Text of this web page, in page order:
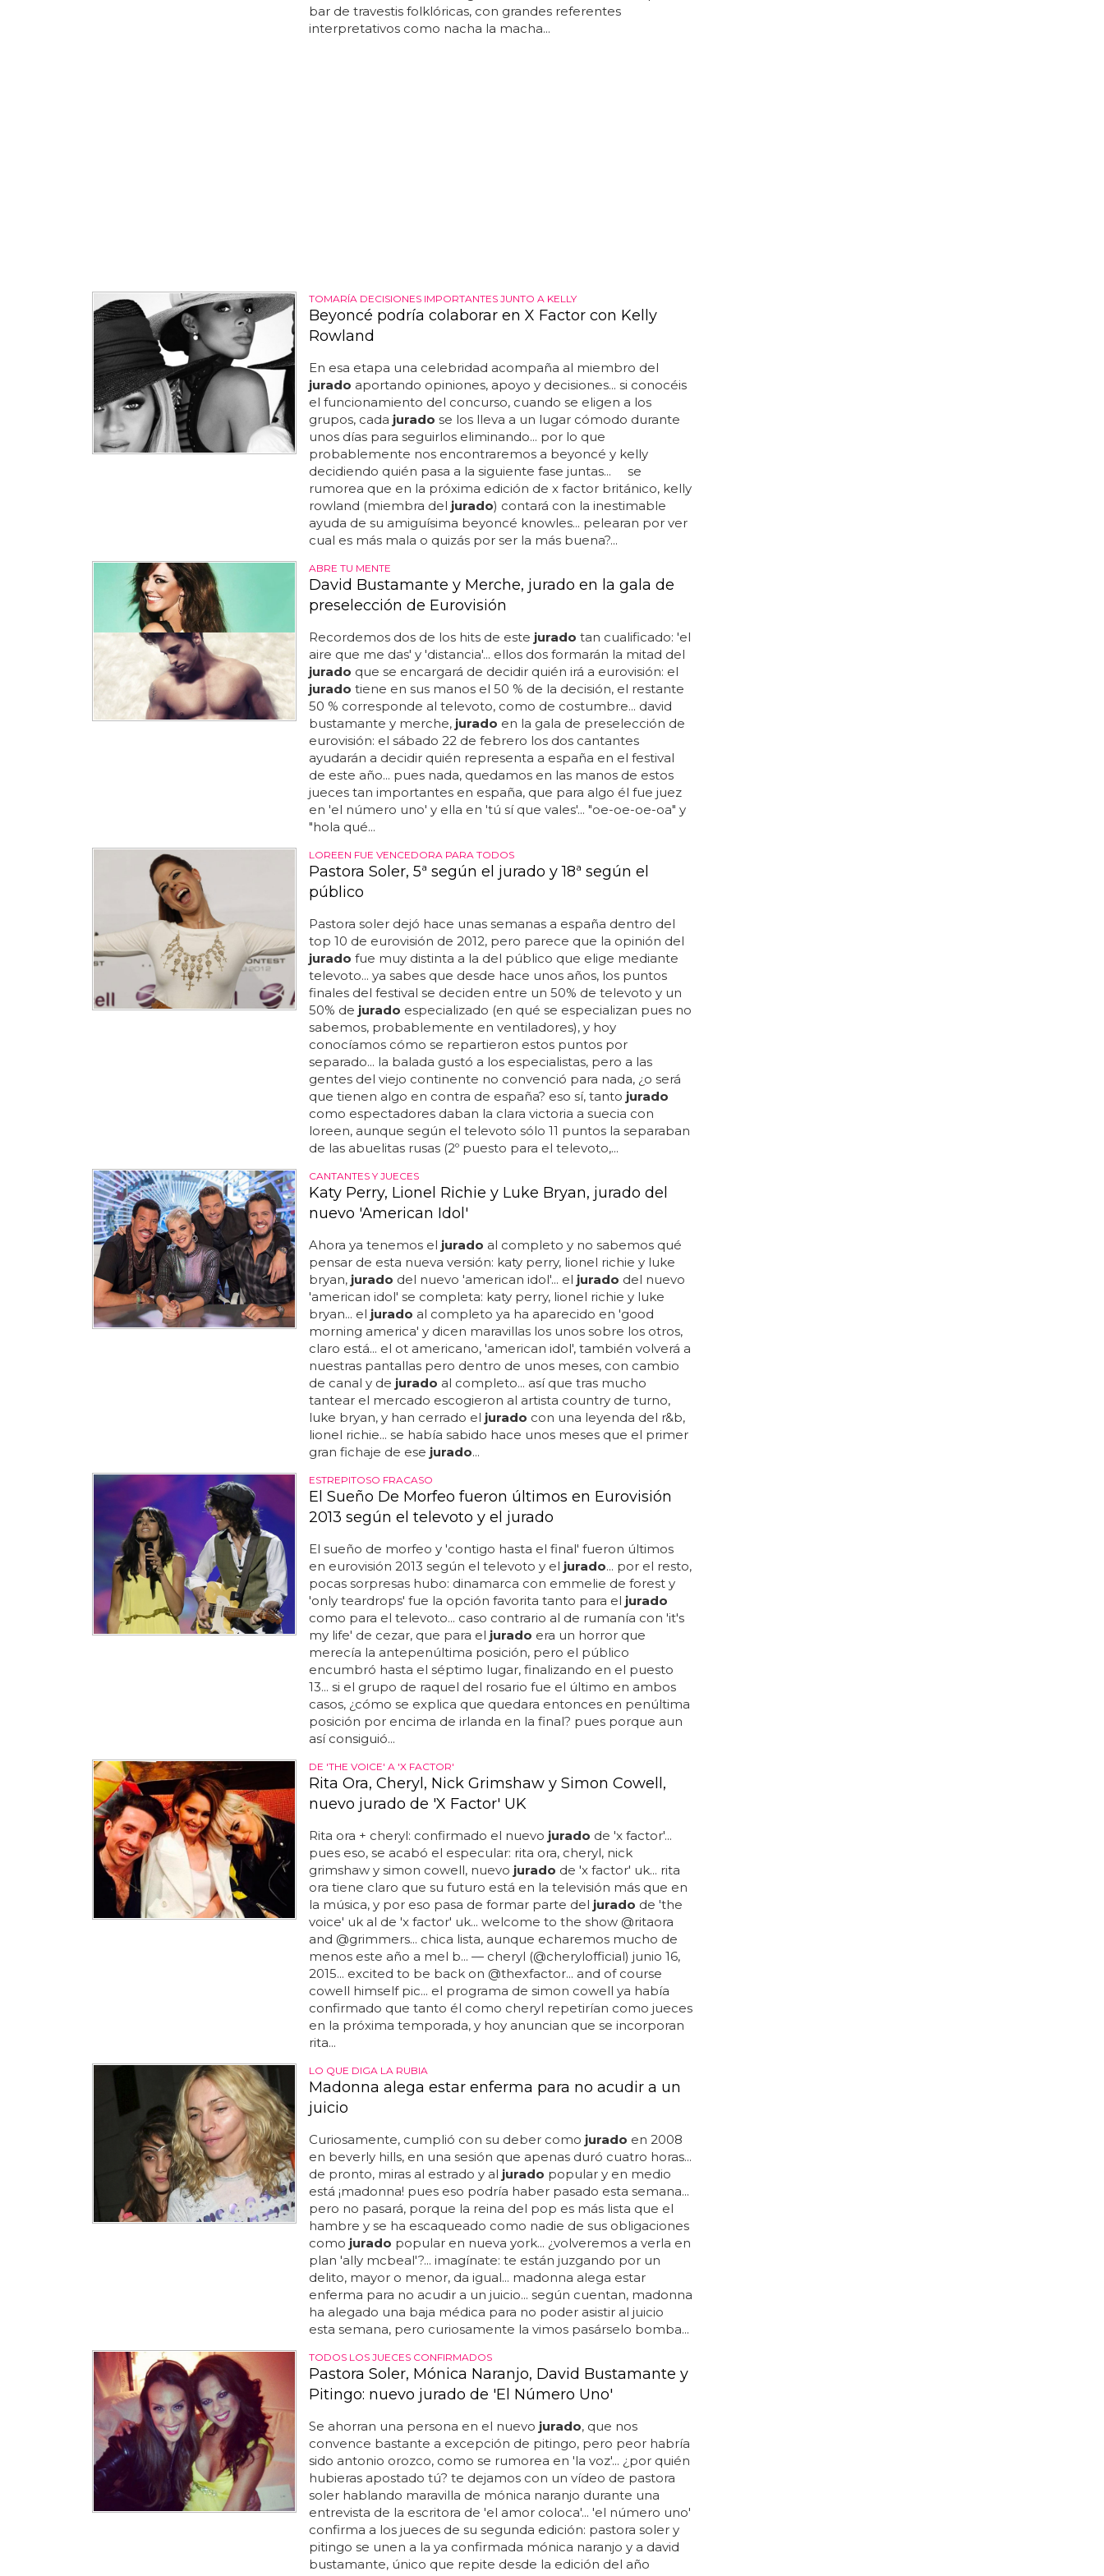
bar de travestis folklóricas, con grandes referentes
interpretativos como nacha la macha...
TOMARÍA DECISIONES IMPORTANTES JUNTO A KELLY
Beyoncé podría colaborar en X Factor con Kelly
Rowland
En esa etapa una celebridad acompaña al miembro del
jurado aportando opiniones, apoyo y decisiones... si conocéis
el funcionamiento del concurso, cuando se eligen a los
grupos, cada jurado se los lleva a un lugar cómodo durante
unos días para seguirlos eliminando... por lo que
probablemente nos encontraremos a beyoncé y kelly
decidiendo quién pasa a la siguiente fase juntas... se
rumorea que en la próxima edición de x factor británico, kelly
rowland (miembra del jurado) contará con la inestimable
ayuda de su amiguísima beyoncé knowles... pelearan por ver
cual es más mala o quizás por ser la más buena?...
ABRE TU MENTE
David Bustamante y Merche, jurado en la gala de
preselección de Eurovisión
Recordemos dos de los hits de este jurado tan cualificado: 'el
aire que me das' y 'distancia'... ellos dos formarán la mitad del
jurado que se encargará de decidir quién irá a eurovisión: el
jurado tiene en sus manos el 50 % de la decisión, el restante
50 % corresponde al televoto, como de costumbre... david
bustamante y merche, jurado en la gala de preselección de
eurovisión: el sábado 22 de febrero los dos cantantes
ayudarán a decidir quién representa a españa en el festival
de este año... pues nada, quedamos en las manos de estos
jueces tan importantes en españa, que para algo él fue juez
en 'el número uno' y ella en 'tú sí que vales'... "oe-oe-oe-oa" y
"hola qué...
LOREEN FUE VENCEDORA PARA TODOS
Pastora Soler, 5ª según el jurado y 18ª según el
público
Pastora soler dejó hace unas semanas a españa dentro del
top 10 de eurovisión de 2012, pero parece que la opinión del
jurado fue muy distinta a la del público que elige mediante
televoto... ya sabes que desde hace unos años, los puntos
finales del festival se deciden entre un 50% de televoto y un
50% de jurado especializado (en qué se especializan pues no
sabemos, probablemente en ventiladores), y hoy
conocíamos cómo se repartieron estos puntos por
separado... la balada gustó a los especialistas, pero a las
gentes del viejo continente no convenció para nada, ¿o será
que tienen algo en contra de españa? eso sí, tanto jurado
como espectadores daban la clara victoria a suecia con
loreen, aunque según el televoto sólo 11 puntos la separaban
de las abuelitas rusas (2º puesto para el televoto,...
CANTANTES Y JUECES
Katy Perry, Lionel Richie y Luke Bryan, jurado del
nuevo 'American Idol'
Ahora ya tenemos el jurado al completo y no sabemos qué
pensar de esta nueva versión: katy perry, lionel richie y luke
bryan, jurado del nuevo 'american idol'... el jurado del nuevo
'american idol' se completa: katy perry, lionel richie y luke
bryan... el jurado al completo ya ha aparecido en 'good
morning america' y dicen maravillas los unos sobre los otros,
claro está... el ot americano, 'american idol', también volverá a
nuestras pantallas pero dentro de unos meses, con cambio
de canal y de jurado al completo... así que tras mucho
tantear el mercado escogieron al artista country de turno,
luke bryan, y han cerrado el jurado con una leyenda del r&b,
lionel richie... se había sabido hace unos meses que el primer
gran fichaje de ese jurado...
ESTREPITOSO FRACASO
El Sueño De Morfeo fueron últimos en Eurovisión
2013 según el televoto y el jurado
El sueño de morfeo y 'contigo hasta el final' fueron últimos
en eurovisión 2013 según el televoto y el jurado... por el resto,
pocas sorpresas hubo: dinamarca con emmelie de forest y
'only teardrops' fue la opción favorita tanto para el jurado
como para el televoto... caso contrario al de rumanía con 'it's
my life' de cezar, que para el jurado era un horror que
merecía la antepenúltima posición, pero el público
encumbró hasta el séptimo lugar, finalizando en el puesto
13... si el grupo de raquel del rosario fue el último en ambos
casos, ¿cómo se explica que quedara entonces en penúltima
posición por encima de irlanda en la final? pues porque aun
así consiguió...
DE 'THE VOICE' A 'X FACTOR'
Rita Ora, Cheryl, Nick Grimshaw y Simon Cowell,
nuevo jurado de 'X Factor' UK
Rita ora + cheryl: confirmado el nuevo jurado de 'x factor'...
pues eso, se acabó el especular: rita ora, cheryl, nick
grimshaw y simon cowell, nuevo jurado de 'x factor' uk... rita
ora tiene claro que su futuro está en la televisión más que en
la música, y por eso pasa de formar parte del jurado de 'the
voice' uk al de 'x factor' uk... welcome to the show @ritaora
and @grimmers... chica lista, aunque echaremos mucho de
menos este año a mel b... — cheryl (@cherylofficial) junio 16,
2015... excited to be back on @thexfactor... and of course
cowell himself pic... el programa de simon cowell ya había
confirmado que tanto él como cheryl repetirían como jueces
en la próxima temporada, y hoy anuncian que se incorporan
rita...
LO QUE DIGA LA RUBIA
Madonna alega estar enferma para no acudir a un
juicio
Curiosamente, cumplió con su deber como jurado en 2008
en beverly hills, en una sesión que apenas duró cuatro horas...
de pronto, miras al estrado y al jurado popular y en medio
está ¡madonna! pues eso podría haber pasado esta semana...
pero no pasará, porque la reina del pop es más lista que el
hambre y se ha escaqueado como nadie de sus obligaciones
como jurado popular en nueva york... ¿volveremos a verla en
plan 'ally mcbeal'?... imagínate: te están juzgando por un
delito, mayor o menor, da igual... madonna alega estar
enferma para no acudir a un juicio... según cuentan, madonna
ha alegado una baja médica para no poder asistir al juicio
esta semana, pero curiosamente la vimos pasárselo bomba...
TODOS LOS JUECES CONFIRMADOS
Pastora Soler, Mónica Naranjo, David Bustamante y
Pitingo: nuevo jurado de 'El Número Uno'
Se ahorran una persona en el nuevo jurado, que nos
convence bastante a excepción de pitingo, pero peor habría
sido antonio orozco, como se rumorea en 'la voz'... ¿por quién
hubieras apostado tú? te dejamos con un vídeo de pastora
soler hablando maravilla de mónica naranjo durante una
entrevista de la escritora de 'el amor coloca'... 'el número uno'
confirma a los jueces de su segunda edición: pastora soler y
pitingo se unen a la ya confirmada mónica naranjo y a david
bustamante, único que repite desde la edición del año